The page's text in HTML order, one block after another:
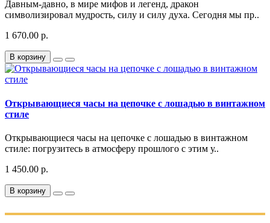
Давным-давно, в мире мифов и легенд, дракон
символизировал мудрость, силу и силу духа. Сегодня мы пр..
1 670.00 р.
В корзину
Открывающиеся часы на цепочке с лошадью в винтажном
стиле
Открывающиеся часы на цепочке с лошадью в винтажном
стиле: погрузитесь в атмосферу прошлого с этим у..
1 450.00 р.
В корзину